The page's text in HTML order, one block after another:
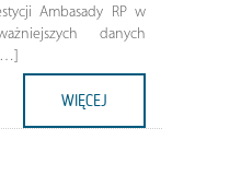
Ambasady RP w
danych
WIĘCEJ